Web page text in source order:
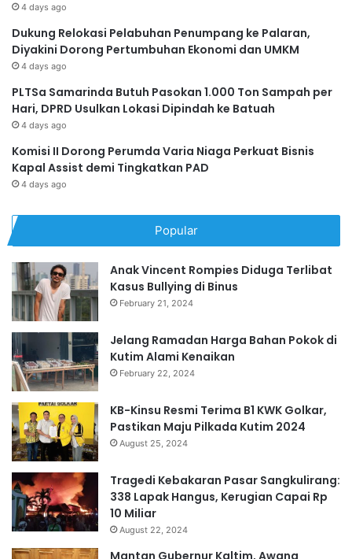
4 days ago
Dukung Relokasi Pelabuhan Penumpang ke Palaran,
Diyakini Dorong Pertumbuhan Ekonomi dan UMKM
4 days ago
PLTSa Samarinda Butuh Pasokan 1.000 Ton Sampah per
Hari, DPRD Usulkan Lokasi Dipindah ke Batuah
4 days ago
Komisi II Dorong Perumda Varia Niaga Perkuat Bisnis
Kapal Assist demi Tingkatkan PAD
4 days ago
Popular
Anak Vincent Rompies Diduga Terlibat
Kasus Bullying di Binus
February 21, 2024
Jelang Ramadan Harga Bahan Pokok di
Kutim Alami Kenaikan
February 22, 2024
KB-Kinsu Resmi Terima B1 KWK Golkar,
Pastikan Maju Pilkada Kutim 2024
August 25, 2024
Tragedi Kebakaran Pasar Sangkulirang:
338 Lapak Hangus, Kerugian Capai Rp
10 Miliar
August 22, 2024
Mantan Gubernur Kaltim, Awang